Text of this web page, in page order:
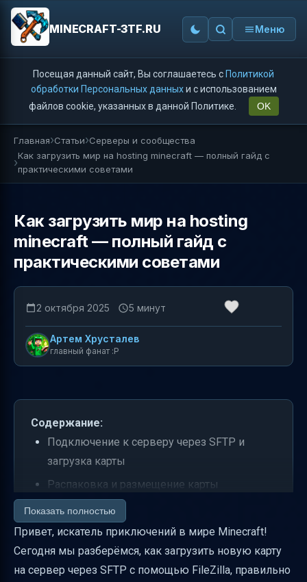
MINECRAFT-3TF.RU Меню
Посещая данный сайт, Вы соглашаетесь с Политикой
обработки Персональных данныхи с использованием
файлов cookie, указанных в данной Политике.
OK
Главная Статьи Серверы и сообщества
Как загрузить мир на hosting minecraft — полный гайд с
практическими советами
Как загрузить мир на hosting
minecraft — полный гайд с
практическими советами
2 октября 2025 5 минут
Артем Хрусталев
главный фанат :P
Содержание:
Подключение к серверу через SFTP и
загрузка карты
Распаковка и размещение карты
Настройка файла server.properties
Перезагрузка сервера и проверка мира
Использование MultiVerse для
переключения миров
Показать полностью
Привет, искатель приключений в мире Minecraft!
Сегодня мы разберёмся, как загрузить новую карту
на сервер через SFTP с помощью FileZilla, правильно